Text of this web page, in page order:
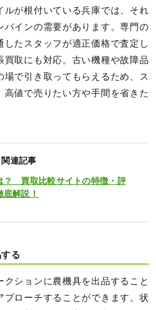
ルが根付いている兵庫では、それ
バインの需要があります。専門の
したスタッフが適正価格で査定し
買取にも対応。古い機種や故障品
場で引き取ってもらえるため、ス
高値で売りたい方や手間を省きた
関連記事
？ 買取比較サイトの特徴・評
解説！
る
ションに農機具を出品すること
プローチすることができます。状